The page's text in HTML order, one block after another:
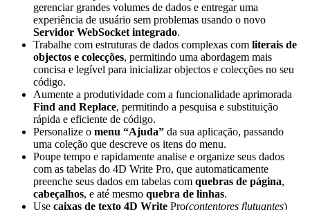
gerenciar grandes volumes de dados e entregar uma
experiência de usuário sem problemas usando o novo
Servidor WebSocket integrado.
Trabalhe com estruturas de dados complexas com literais de
objectos e colecções, permitindo uma abordagem mais
concisa e legível para inicializar objectos e colecções no seu
código.
Aumente a produtividade com a funcionalidade aprimorada
Find and Replace, permitindo a pesquisa e substituição
rápida e eficiente de código.
Personalize o menu “Ajuda” da sua aplicação, passando
uma coleção que descreve os itens do menu.
Poupe tempo e rapidamente analise e organize seus dados
com as tabelas do 4D Write Pro, que automaticamente
preenche seus dados em tabelas com quebras de página,
cabeçalhos, e até mesmo quebra de linhas.
Use caixas de texto 4D Write Pro(contentores flutuantes)